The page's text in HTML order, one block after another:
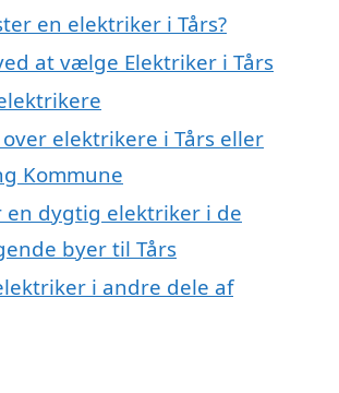
en elektriker i Tårs?
at vælge Elektriker i Tårs
elektrikere i Tårs eller
Kommune
en dygtig elektriker i de
byer til Tårs
i andre dele af